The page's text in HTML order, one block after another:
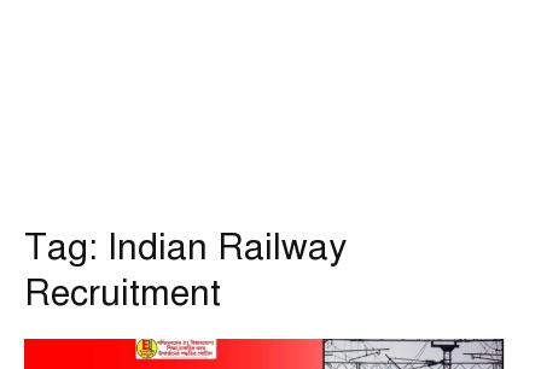
Tag: Indian Railway
Recruitment